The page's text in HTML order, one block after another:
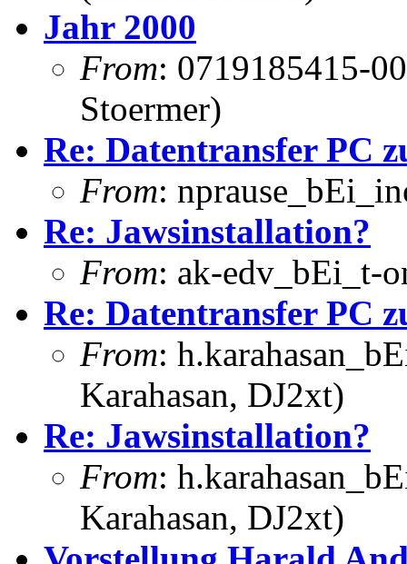
Jahr 2000
From: 0719185415-
Stoermer)
Re: Datentransfer PC
From:
Re: Jawsinstallation?
From: ak-edv_bEi_t-
Re: Datentransfer PC
From:
Karahasan, DJ2xt)
Re: Jawsinstallation?
From:
Karahasan, DJ2xt)